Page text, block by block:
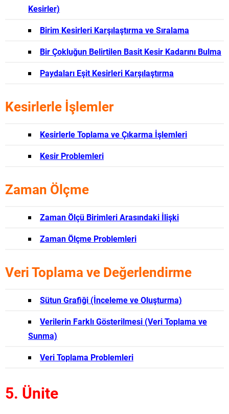
Kesirler)
Birim Kesirleri Karşılaştırma ve Sıralama
Bir Çokluğun Belirtilen Basit Kesir Kadarını Bulma
Paydaları Eşit Kesirleri Karşılaştırma
Kesirlerle İşlemler
Kesirlerle Toplama ve Çıkarma İşlemleri
Kesir Problemleri
Zaman Ölçme
Zaman Ölçü Birimleri Arasındaki İlişki
Zaman Ölçme Problemleri
Veri Toplama ve Değerlendirme
Sütun Grafiği (İnceleme ve Oluşturma)
Verilerin Farklı Gösterilmesi (Veri Toplama ve
Sunma)
Veri Toplama Problemleri
5. Ünite